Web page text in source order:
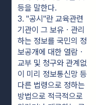
등을 말한다.
3. "공시"란 교육관련
기관이 그 보유ㆍ관리
하는 정보를 국민의 정
보공개에 대한 열람ㆍ
교부 및 청구와 관계없
이 미리 정보통신망 등
다른 법령으로 정하는
방법으로 적극적으로